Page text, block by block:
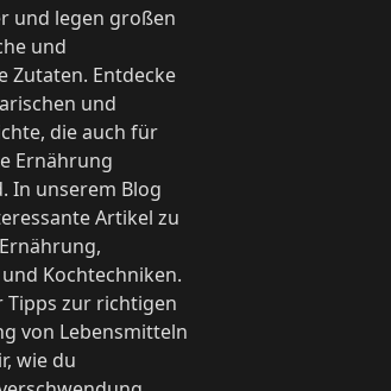
und legen großen
und
Zutaten. Entdecke
und
die auch für
Ernährung
In unserem Blog
Artikel zu
Kochtechniken.
Tipps zur richtigen
von Lebensmitteln
wie du